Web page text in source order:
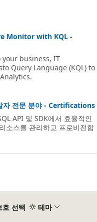
Monitor with KQL -
business, IT
Query Language (KQL) to
전문 분야 - Certifications
API 및 SDK에서 효율적인
소스를 관리하고 프로비전합
호 선택 테마